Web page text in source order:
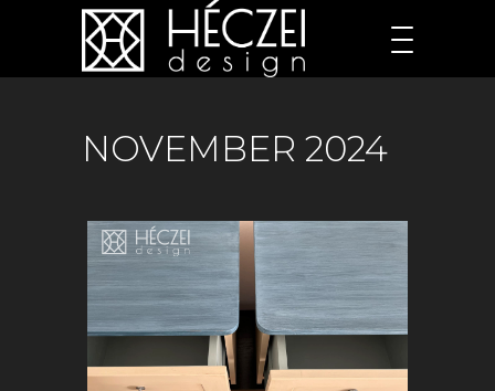
NOVEMBER 2024